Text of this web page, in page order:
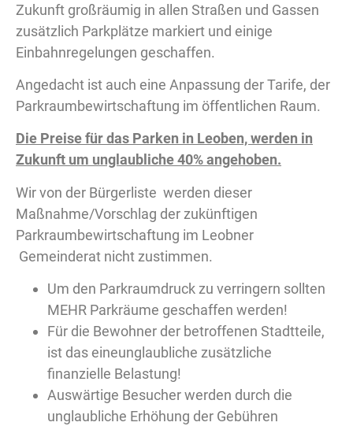
Zukunft großräumig in allen Straßen und Gassen
zusätzlich Parkplätze markiert und einige
Einbahnregelungen geschaffen.
Angedacht ist auch eine Anpassung der Tarife, der
Parkraumbewirtschaftung im öffentlichen Raum.
Die Preise für das Parken in Leoben, werden in
Zukunft um unglaubliche 40% angehoben.
Wir von der Bürgerliste werden dieser
Maßnahme/Vorschlag der zukünftigen
Parkraumbewirtschaftung im Leobner
Gemeinderat nicht zustimmen.
Um den Parkraumdruck zu verringern sollten
MEHR Parkräume geschaffen werden!
Für die Bewohner der betroffenen Stadtteile,
ist das eineunglaubliche zusätzliche
finanzielle Belastung!
Auswärtige Besucher werden durch die
unglaubliche Erhöhung der Gebühren